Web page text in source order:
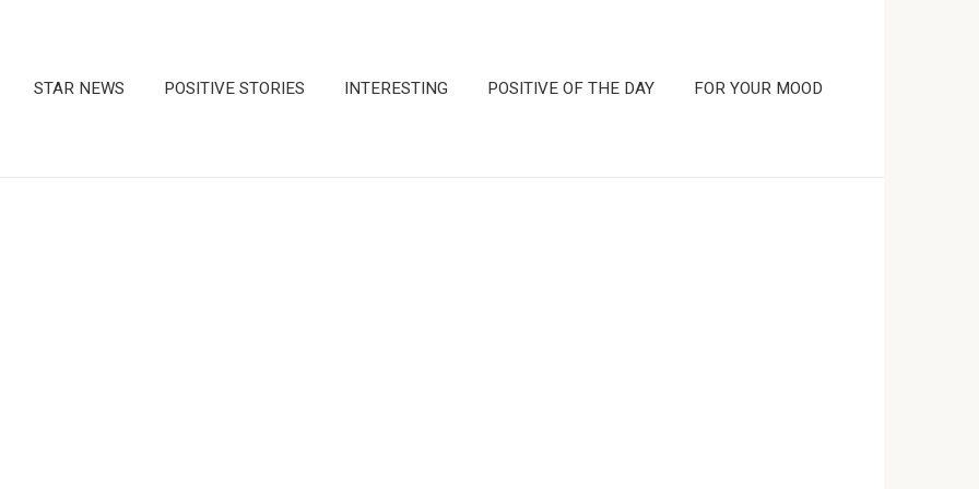
STAR NEWS POSITIVE STORIES INTERESTING POSITIVE OF THE DAY FOR YOUR MOOD